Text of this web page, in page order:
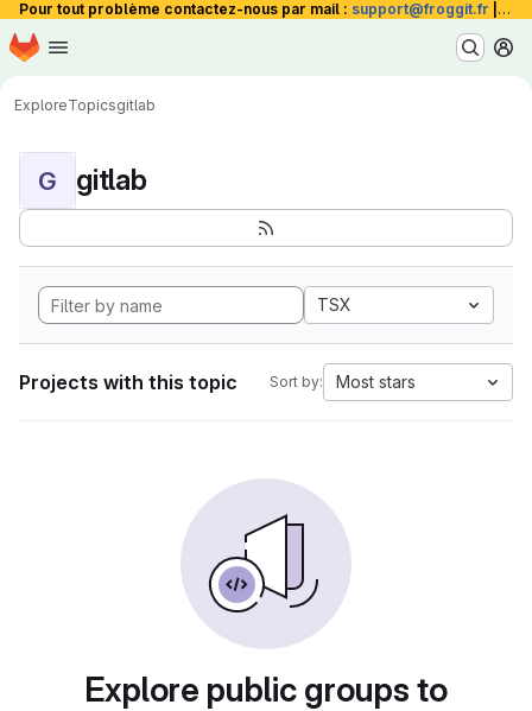
Pour tout problème contactez-nous par mail : support@froggit.fr La
Skip to main content
Homepage
ExploreTopicsgitlab
G gitlab
TSX
Projects with this topic Sort by: Most stars
Explore public groups to